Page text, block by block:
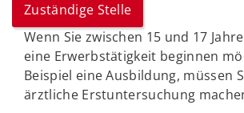
Zuständige Stelle
Wenn Sie zwischen 15 und 17
eine Erwerbstätigkeit beginnen
Beispiel eine Ausbildung, müssen
ärztliche Erstuntersuchung